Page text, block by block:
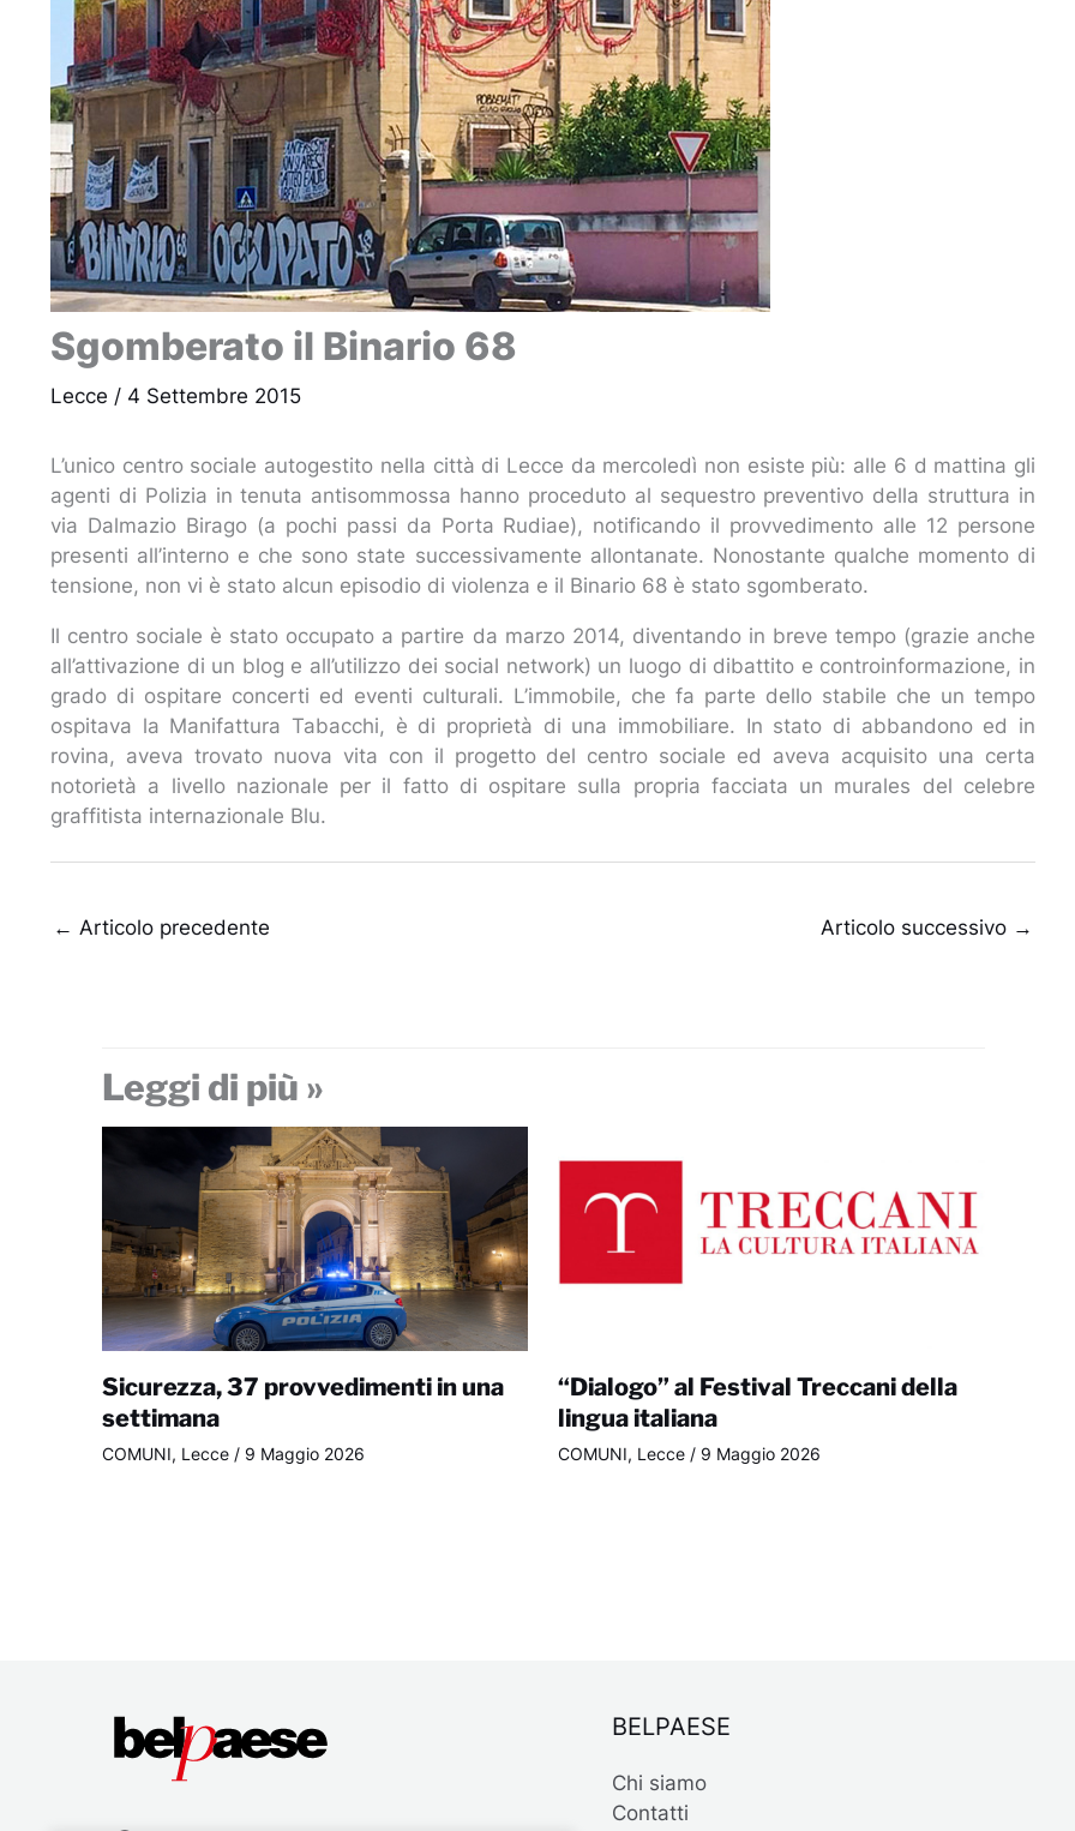
Sgomberato il Binario 68
Lecce / 4 Settembre 2015
L’unico centro sociale autogestito nella città di Lecce da mercoledì non esiste più: alle 6 d mattina gli
agenti di Polizia in tenuta antisommossa hanno proceduto al sequestro preventivo della struttura in
via Dalmazio Birago (a pochi passi da Porta Rudiae), notificando il provvedimento alle 12 persone
presenti all’interno e che sono state successivamente allontanate. Nonostante qualche momento di
tensione, non vi è stato alcun episodio di violenza e il Binario 68 è stato sgomberato.
Il centro sociale è stato occupato a partire da marzo 2014, diventando in breve tempo (grazie anche
all’attivazione di un blog e all’utilizzo dei social network) un luogo di dibattito e controinformazione, in
grado di ospitare concerti ed eventi culturali. L’immobile, che fa parte dello stabile che un tempo
ospitava la Manifattura Tabacchi, è di proprietà di una immobiliare. In stato di abbandono ed in
rovina, aveva trovato nuova vita con il progetto del centro sociale ed aveva acquisito una certa
notorietà a livello nazionale per il fatto di ospitare sulla propria facciata un murales del celebre
graffitista internazionale Blu.
← Articolo precedente Articolo successivo →
Leggi di più »
Sicurezza, 37 provvedimenti in una
settimana
COMUNI, Lecce/ 9 Maggio 2026
“Dialogo” al Festival Treccani della
lingua italiana
COMUNI, Lecce / 9 Maggio 2026
BELPAESE
Chi siamo
Contatti